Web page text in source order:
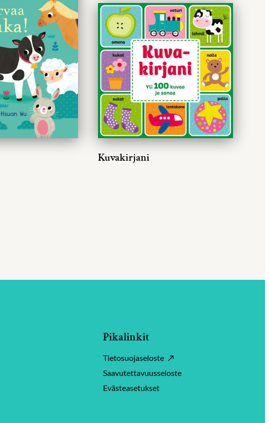
Kuvakirjani
Pikalinkit
Tietosuojaseloste
Saavutettavuusseloste
Evästeasetukset